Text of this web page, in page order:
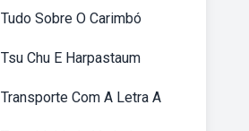
Tudo Sobre O Carimbó
Tsu Chu E Harpastaum
Transporte Com A Letra A